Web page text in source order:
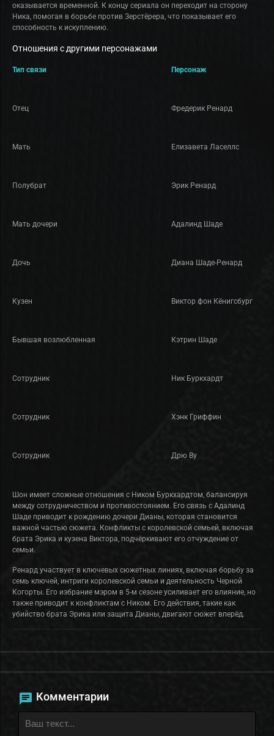
оказывается временной. К концу сериала он переходит на сторону
Ника, помогая в борьбе против Зерстёрера, что показывает его
способность к искуплению.
Отношения с другими персонажами
Тип связи Персонаж
Отец Фредерик Ренард
Мать Елизавета Ласеллс
Полубрат Эрик Ренард
Мать дочери Адалинд Шаде
Дочь Диана Шаде-Ренард
Кузен Виктор фон Кёнигсбург
Бывшая возлюбленная Кэтрин Шаде
Сотрудник Ник Буркхардт
Сотрудник Хэнк Гриффин
Сотрудник Дрю Ву
Шон имеет сложные отношения с Ником Буркхардтом, балансируя
между сотрудничеством и противостоянием. Его связь с Адалинд
Шаде приводит к рождению дочери Дианы, которая становится
важной частью сюжета. Конфликты с королевской семьей, включая
брата Эрика и кузена Виктора, подчёркивают его отчуждение от
семьи.
Ренард участвует в ключевых сюжетных линиях, включая борьбу за
семь ключей, интриги королевской семьи и деятельность Черной
Когорты. Его избрание мэром в 5-м сезоне усиливает его влияние, но
также приводит к конфликтам с Ником. Его действия, такие как
убийство брата Эрика или защита Дианы, двигают сюжет вперёд.
Комментарии